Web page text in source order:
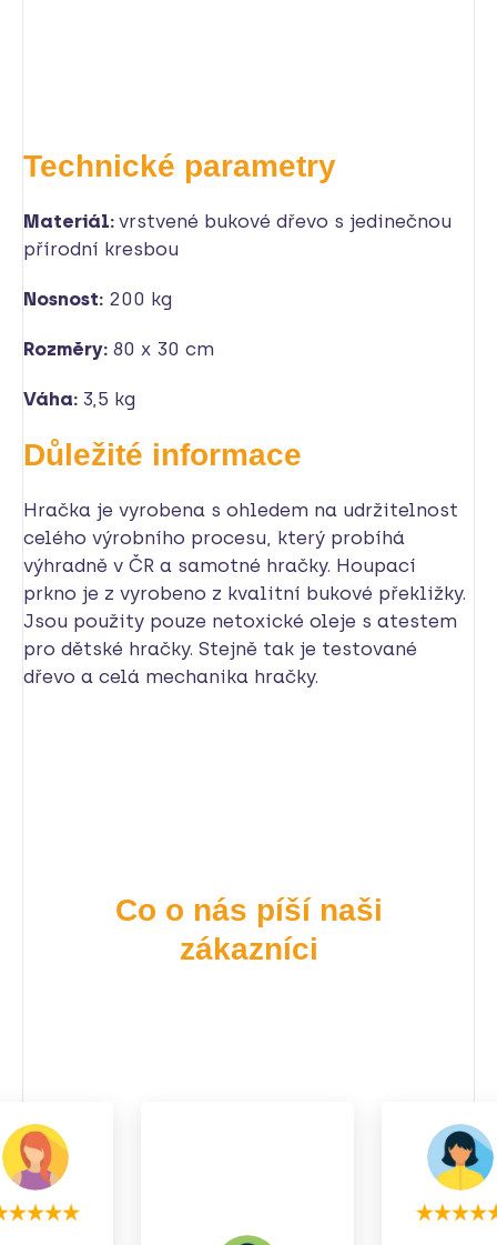
Technické parametry
Materiál: vrstvené bukové dřevo s jedinečnou
přírodní kresbou
Nosnost: 200 kg
Rozměry: 80 x 30 cm
Váha: 3,5 kg
Důležité informace
Hračka je vyrobena s ohledem na udržitelnost
celého výrobního procesu, který probíhá
výhradně v ČR a samotné hračky. Houpací
prkno je z vyrobeno z kvalitní bukové překližky.
Jsou použity pouze netoxické oleje s atestem
pro dětské hračky. Stejně tak je testované
dřevo a celá mechanika hračky.
Co o nás píší naši
zákazníci